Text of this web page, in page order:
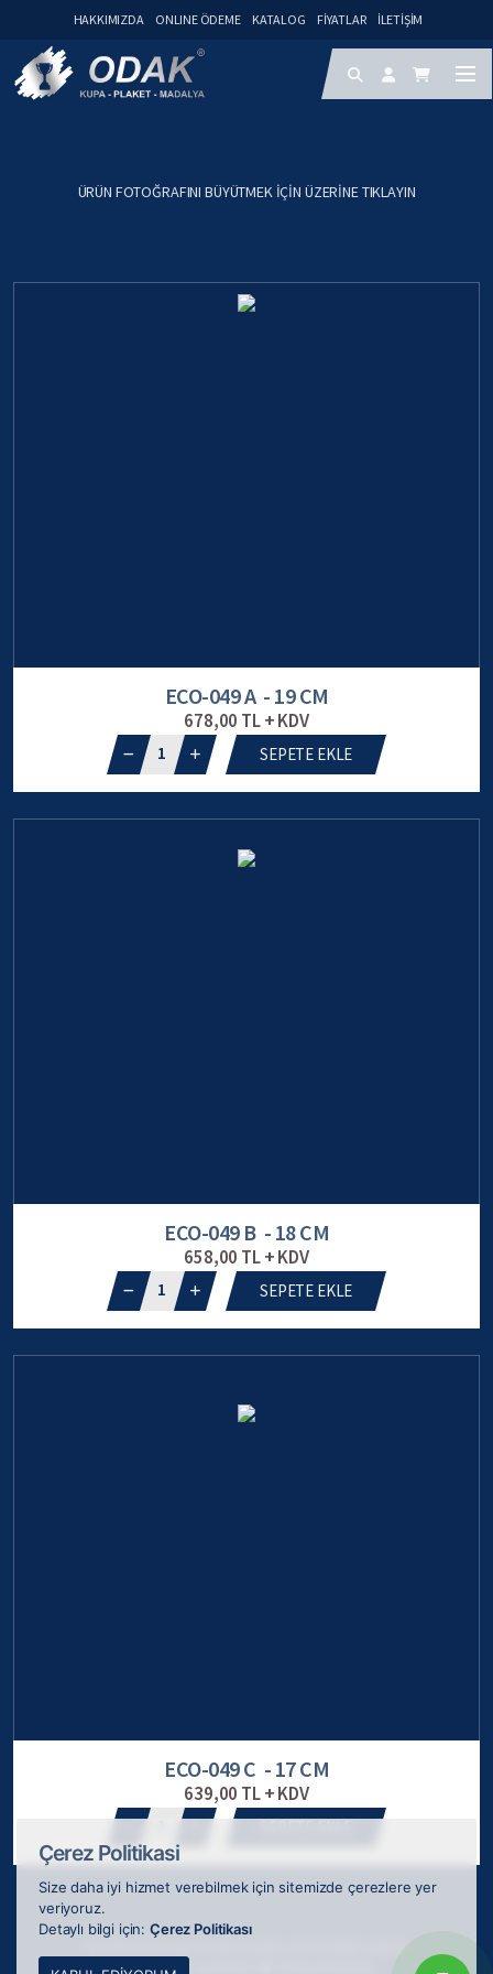
HAKKIMIZDA ONLINE ÖDEME KATALOG FIYATLAR İLETIŞIM
ÜRÜN FOTOĞRAFINI BÜYÜTMEK IÇIN ÜZERINE TIKLAYIN
ECO-049 A - 19 CM
678,00 TL + KDV
1 SEPETE EKLE
ECO-049 B - 18 CM
658,00 TL + KDV
1 SEPETE EKLE
ECO-049 C - 17 CM
639,00 TL + KDV
Webkokteyli tarafından
Çerez Politikasi
Size daha iyi hizmet verebilmek için sitemizde çerezlere yer
veriyoruz.
Detaylı bilgi için: Çerez Politikası